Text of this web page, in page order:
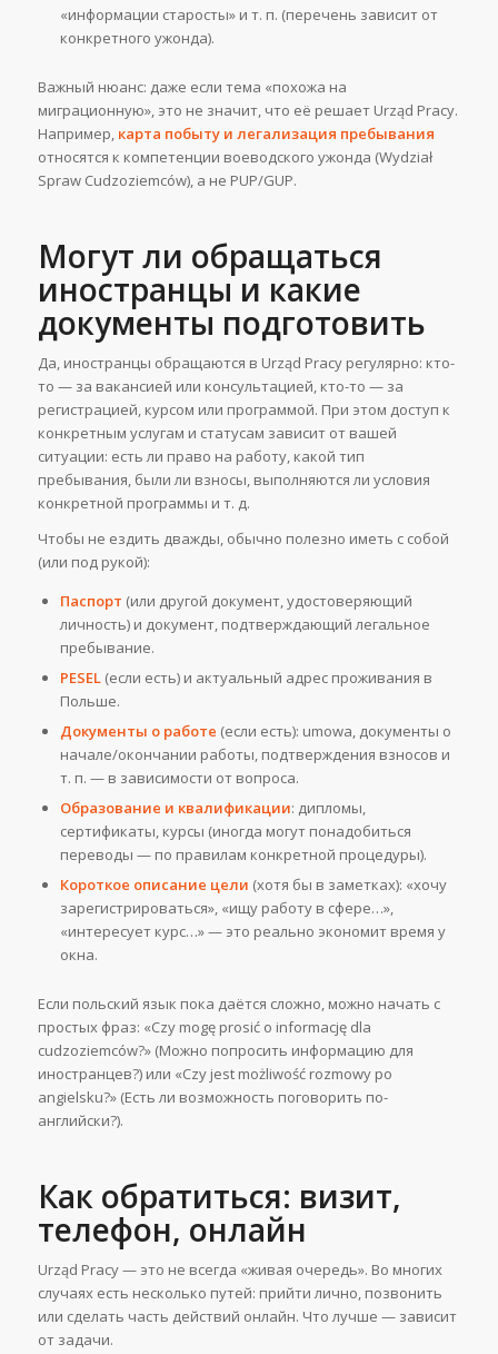
«информации старосты» и т. п. (перечень зависит от
конкретного ужонда).
Важный нюанс: даже если тема «похожа на
миграционную», это не значит, что её решает Urząd Pracy.
Например, карта побыту и легализация пребывания
относятся к компетенции воеводского ужонда (Wydział
Spraw Cudzoziemców), а не PUP/GUP.
Могут ли обращаться
иностранцы и какие
документы подготовить
Да, иностранцы обращаются в Urząd Pracy регулярно: кто-
то — за вакансией или консультацией, кто-то — за
регистрацией, курсом или программой. При этом доступ к
конкретным услугам и статусам зависит от вашей
ситуации: есть ли право на работу, какой тип
пребывания, были ли взносы, выполняются ли условия
конкретной программы и т. д.
Чтобы не ездить дважды, обычно полезно иметь с собой
(или под рукой):
Паспорт (или другой документ, удостоверяющий
личность) и документ, подтверждающий легальное
пребывание.
PESEL(если есть) и актуальный адрес проживания в
Польше.
Документы о работе (если есть): umowa, документы о
начале/окончании работы, подтверждения взносов и
т. п. — в зависимости от вопроса.
Образование и квалификации: дипломы,
сертификаты, курсы (иногда могут понадобиться
переводы — по правилам конкретной процедуры).
Короткое описание цели (хотя бы в заметках): «хочу
зарегистрироваться», «ищу работу в сфере…»,
«интересует курс…» — это реально экономит время у
окна.
Если польский язык пока даётся сложно, можно начать с
простых фраз: «Czy mogę prosić o informację dla
cudzoziemców?» (Можно попросить информацию для
иностранцев?) или «Czy jest możliwość rozmowy po
angielsku?» (Есть ли возможность поговорить по-
английски?).
Как обратиться: визит,
телефон, онлайн
Urząd Pracy — это не всегда «живая очередь». Во многих
случаях есть несколько путей: прийти лично, позвонить
или сделать часть действий онлайн. Что лучше — зависит
от задачи.